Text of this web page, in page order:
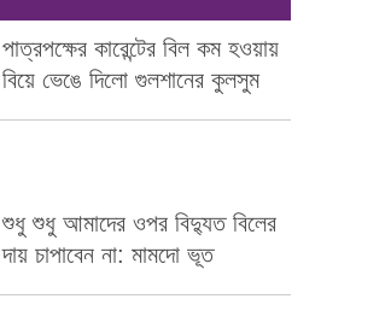
পাত্রপক্ষের কারেন্টের বিল কম হওয়ায়
বিয়ে ভেঙে দিলো গুলশানের কুলসুম
শুধু শুধু আমাদের ওপর বিদ্যুত বিলের
দায় চাপাবেন না: মামদো ভূত